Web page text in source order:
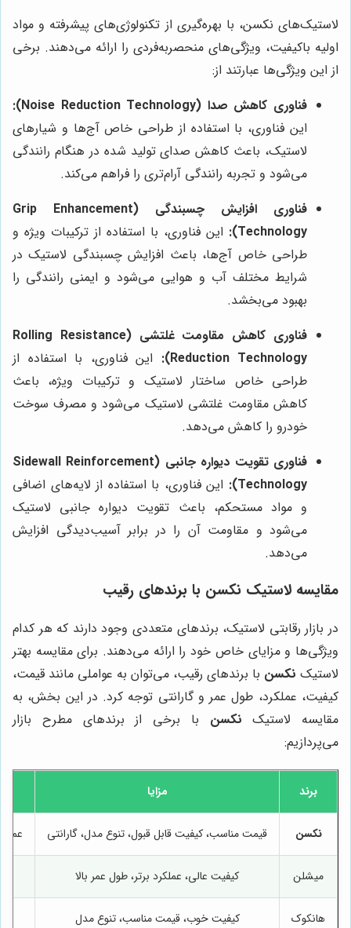
لاستیک‌های نکسن، با بهره‌گیری از تکنولوژی‌های پیشرفته و مواد
اولیه باکیفیت، ویژگی‌های منحصربه‌فردی را ارائه می‌دهند. برخی
از این ویژگی‌ها عبارتند از:
فناوری کاهش صدا (Noise Reduction Technology):
این فناوری، با استفاده از طراحی خاص آج‌ها و شیارهای
لاستیک، باعث کاهش صدای تولید شده در هنگام رانندگی
می‌شود و تجربه رانندگی آرام‌تری را فراهم می‌کند.
فناوری افزایش چسبندگی (Grip Enhancement
Technology):
این فناوری، با استفاده از ترکیبات ویژه و
طراحی خاص آج‌ها، باعث افزایش چسبندگی لاستیک در
شرایط مختلف آب و هوایی می‌شود و ایمنی رانندگی را
بهبود می‌بخشد.
فناوری کاهش مقاومت غلتشی (Rolling Resistance
Reduction Technology):
این فناوری، با استفاده از
طراحی خاص ساختار لاستیک و ترکیبات ویژه، باعث
کاهش مقاومت غلتشی لاستیک می‌شود و مصرف سوخت
خودرو را کاهش می‌دهد.
فناوری تقویت دیواره جانبی (Sidewall Reinforcement
Technology):
این فناوری، با استفاده از لایه‌های اضافی
و مواد مستحکم، باعث تقویت دیواره جانبی لاستیک
می‌شود و مقاومت آن را در برابر آسیب‌دیدگی افزایش
می‌دهد.
مقایسه لاستیک نکسن با برندهای رقیب
در بازار رقابتی لاستیک، برندهای متعددی وجود دارند که هر کدام
ویژگی‌ها و مزایای خاص خود را ارائه می‌دهند. برای مقایسه بهتر
لاستیک نکسن با برندهای رقیب، می‌توان به عواملی مانند قیمت،
کیفیت، عملکرد، طول عمر و گارانتی توجه کرد. در این بخش، به
مقایسه لاستیک نکسن با برخی از برندهای مطرح بازار
می‌پردازیم:
برند مزایا
نکسن قیمت مناسب، کیفیت قابل قبول، تنوع مدل، گارانتی
میشلن کیفیت عالی، عملکرد برتر، طول عمر بالا
هانکوک کیفیت خوب، قیمت مناسب، تنوع مدل